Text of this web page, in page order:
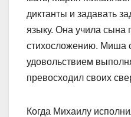
диктанты и задавать
языку. Она учила сына
стихосложению. Миша
удовольствием
превосходил своих
Когда Михаилу